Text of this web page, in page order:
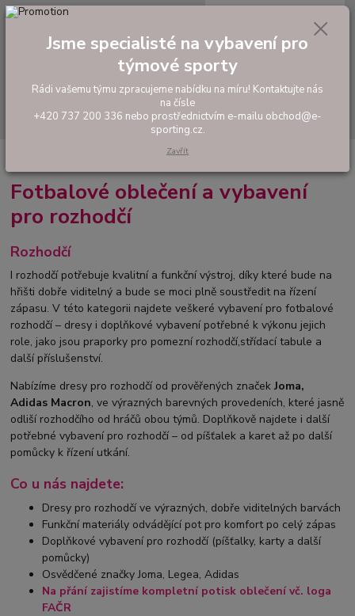
Hledat
tel: +420 737 200 336
0,00 Kč
Fotbalové oblečení a vybavení
pro rozhodčí
Rozhodčí
I rozhodčí potřebuje kvalitní a funkční výstroj, díky které bude na
hřišti dobře viditelný a bude se moci plně soustředit na řízení
zápasu. V této kategorii najdete veškeré vybavení pro fotbalové
rozhodčí – dresy i doplňkové vybavení potřebné k výkonu jejich
role, jako jsou praporky pro pomezní rozhodčí,střídací tabule a
další příslušenství.
Nabízíme dresy pro rozhodčí od prověřených značekJoma,
Adidas Macron, ve výrazných barevných provedeních, které jasně
odliší rozhodčího od hráčů obou týmů. Doplňkově najdete i další
potřebné vybavení pro rozhodčí – od píšťalek a karet až po další
pomůcky k řízení utkání.
Co u nás najdete:
Dresy pro rozhodčí ve výrazných, dobře viditelných barvách
Funkční materiály odvádějící pot pro komfort po celý zápas
Doplňkové vybavení pro rozhodčí (píšťalky, karty a další
pomůcky)
Osvědčené značky Joma, Legea, Adidas
Na přání zajistíme kompletní potisk oblečení vč. loga
FAČR
Jsme specialisté na vybavení pro
týmové sporty
Rádi vašemu týmu zpracujeme nabídku na míru! Kontaktujte nás
na čísle
+420 737 200 336 nebo prostřednictvím e-mailu obchod@e-
sporting.cz.
Zavřít